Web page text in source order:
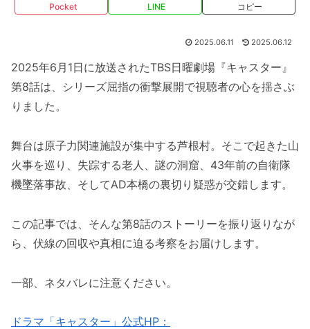
Pocket LINE コピー
2025.06.11 2025.06.12
2025年6月1日に放送されたTBS日曜劇場『キャスター』
第8話は、シリーズ屈指の衝撃展開で視聴者の心を揺さぶ
りました。
舞台は原子力関連施設が集中する芦根村。そこで起きた山
火事を巡り、失踪する老人、謎の洞窟、43年前の自衛隊
機墜落事故、そしてAD本橋の裏切り疑惑が交錯します。
この記事では、そんな第8話のストーリーを振り返りなが
ら、伏線の回収や真相に迫る考察をお届けします。
一部、ネタバレに注意ください。
ドラマ「キャスター」公式HP：